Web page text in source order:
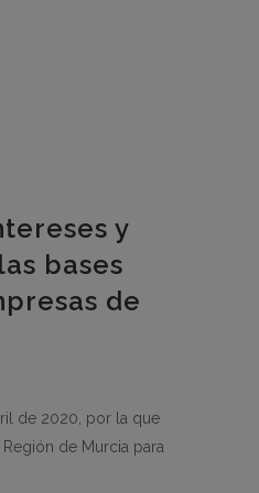
y
bases
de
de 2020, por la que
de Murcia para